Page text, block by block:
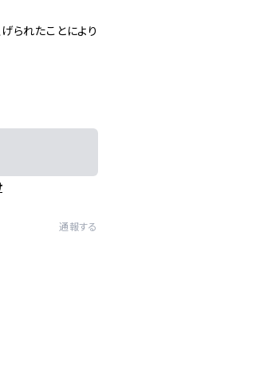
られたことにより
通報する